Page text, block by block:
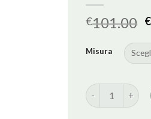
€101.00 €
Misura
cappotto lungo